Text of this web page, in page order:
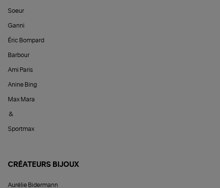
Soeur
Ganni
Éric Bompard
Barbour
Ami Paris
Anine Bing
Max Mara
&
Sportmax
CRÉATEURS BIJOUX
Aurélie Bidermann